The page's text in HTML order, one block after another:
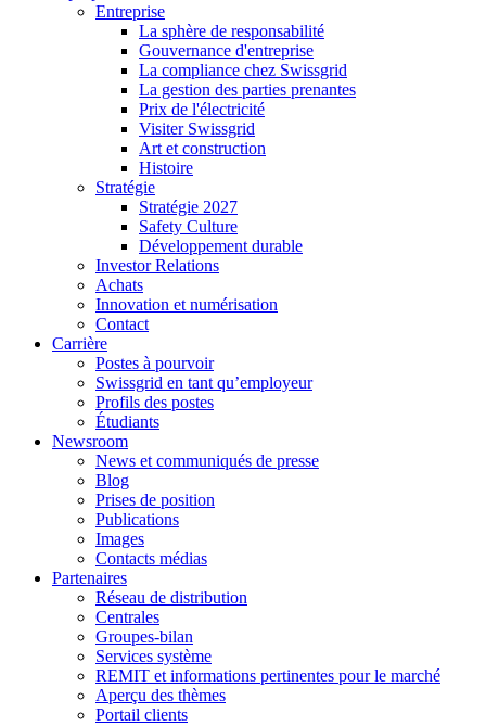
Entreprise
La sphère de responsabilité
Gouvernance d'entreprise
La compliance chez Swissgrid
La gestion des parties prenantes
Prix de l'électricité
Visiter Swissgrid
Art et construction
Histoire
Stratégie
Stratégie 2027
Safety Culture
Développement durable
Investor Relations
Achats
Innovation et numérisation
Contact
Carrière
Postes à pourvoir
Swissgrid en tant qu’employeur
Profils des postes
Étudiants
Newsroom
News et communiqués de presse
Blog
Prises de position
Publications
Images
Contacts médias
Partenaires
Réseau de distribution
Centrales
Groupes-bilan
Services système
REMIT et informations pertinentes pour le marché
Aperçu des thèmes
Portail clients